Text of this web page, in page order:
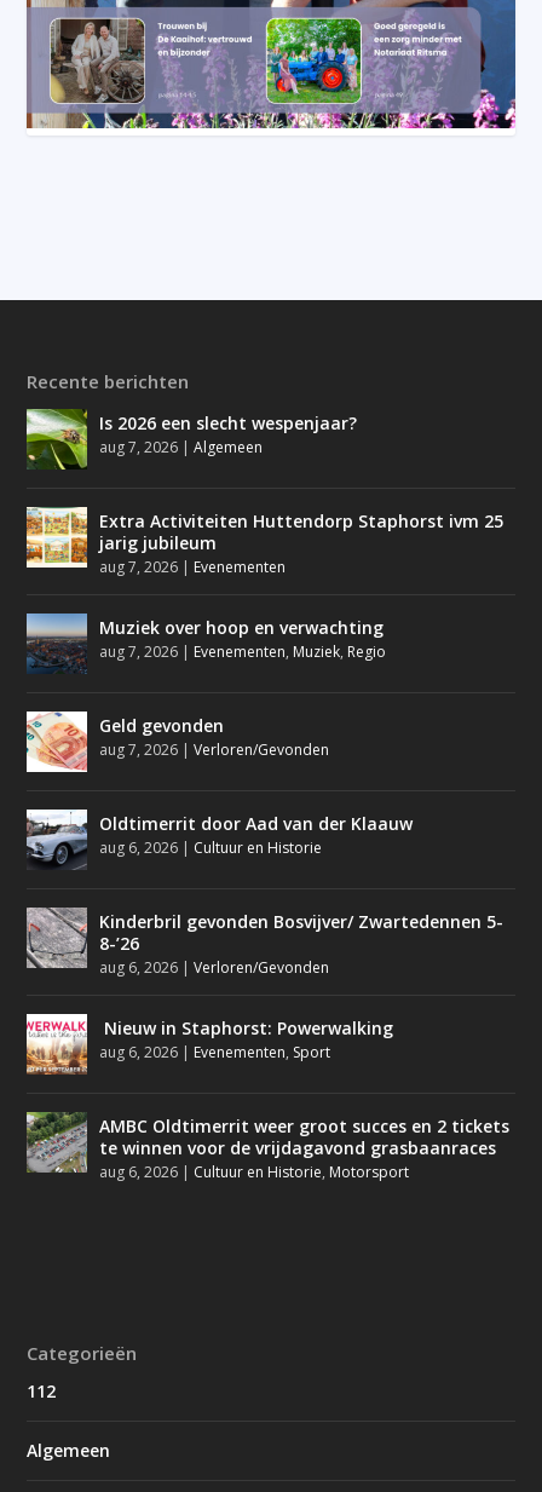
Recente berichten
Is 2026 een slecht wespenjaar?
aug 7, 2026 |Algemeen
Extra Activiteiten Huttendorp Staphorst ivm 25
jarig jubileum
aug 7, 2026 | Evenementen
Muziek over hoop en verwachting
aug 7, 2026 | Evenementen, Muziek, Regio
Geld gevonden
aug 7, 2026 |Verloren/Gevonden
Oldtimerrit door Aad van der Klaauw
aug 6, 2026 | Cultuur en Historie
Kinderbril gevonden Bosvijver/ Zwartedennen 5-
8-’26
aug 6, 2026 |Verloren/Gevonden
Nieuw in Staphorst: Powerwalking
aug 6, 2026 | Evenementen, Sport
AMBC Oldtimerrit weer groot succes en 2 tickets
te winnen voor de vrijdagavond grasbaanraces
aug 6, 2026 | Cultuur en Historie, Motorsport
Categorieën
112
Algemeen